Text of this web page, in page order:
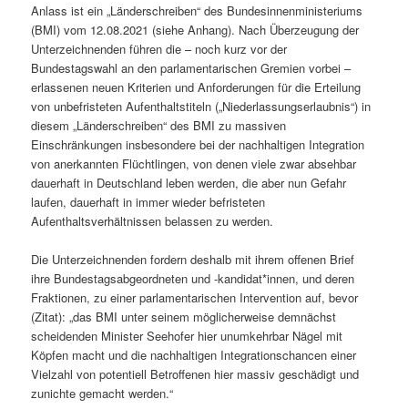
Anlass ist ein „Länderschreiben“ des Bundesinnenministeriums
(BMI) vom 12.08.2021 (siehe Anhang). Nach Überzeugung der
Unterzeichnenden führen die – noch kurz vor der
Bundestagswahl an den parlamentarischen Gremien vorbei –
erlassenen neuen Kriterien und Anforderungen für die Erteilung
von unbefristeten Aufenthaltstiteln („Niederlassungserlaubnis“) in
diesem „Länderschreiben“ des BMI zu massiven
Einschränkungen insbesondere bei der nachhaltigen Integration
von anerkannten Flüchtlingen, von denen viele zwar absehbar
dauerhaft in Deutschland leben werden, die aber nun Gefahr
laufen, dauerhaft in immer wieder befristeten
Aufenthaltsverhältnissen belassen zu werden.
Die Unterzeichnenden fordern deshalb mit ihrem offenen Brief
ihre Bundestagsabgeordneten und -kandidat*innen, und deren
Fraktionen, zu einer parlamentarischen Intervention auf, bevor
(Zitat): „das BMI unter seinem möglicherweise demnächst
scheidenden Minister Seehofer hier unumkehrbar Nägel mit
Köpfen macht und die nachhaltigen Integrationschancen einer
Vielzahl von potentiell Betroffenen hier massiv geschädigt und
zunichte gemacht werden.“